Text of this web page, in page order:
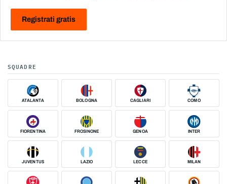
Registrati gratis
SQUADRE
ATALANTA BOLOGNA CAGLIARI COMO
FIORENTINA FROSINONE GENOA INTER
JUVENTUS LAZIO LECCE MILAN